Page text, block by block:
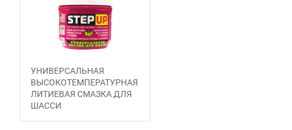
УНИВЕРСАЛЬНАЯ
ВЫСОКОТЕМПЕРАТУРНАЯ
ЛИТИЕВАЯ СМАЗКА ДЛЯ
ШАССИ